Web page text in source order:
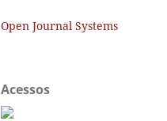
Open Journal Systems
Acessos